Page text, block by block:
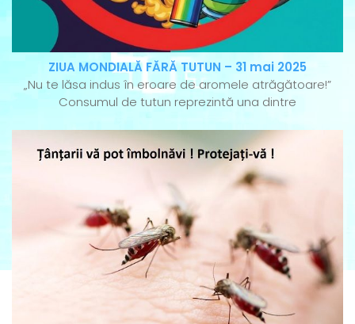
ZIUA MONDIALĂ FĂRĂ TUTUN – 31 mai 2025
„Nu te lăsa indus în eroare de aromele atrăgătoare!”
Consumul de tutun reprezintă una dintre